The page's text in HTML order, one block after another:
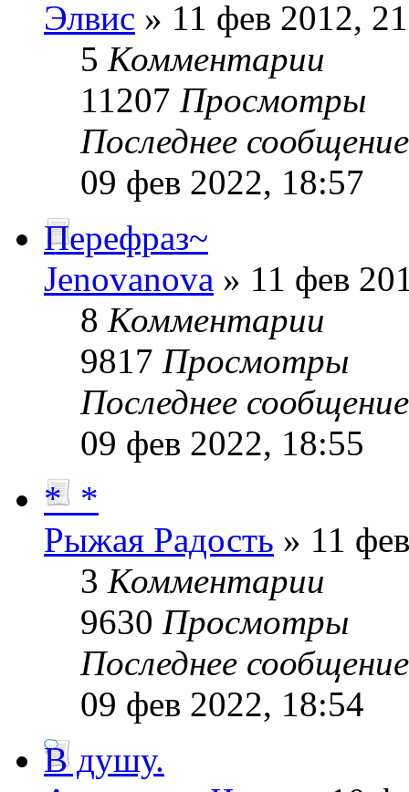
Элвис » 11 фев 2012,
5 Комментарии
11207 Просмотры
Последнее
09 фев 2022, 18:57
Перефраз~
Jenovanova » 11 фев
8 Комментарии
9817 Просмотры
Последнее
09 фев 2022, 18:55
*_*
Рыжая Радость » 11
3 Комментарии
9630 Просмотры
Последнее
09 фев 2022, 18:54
В душу.